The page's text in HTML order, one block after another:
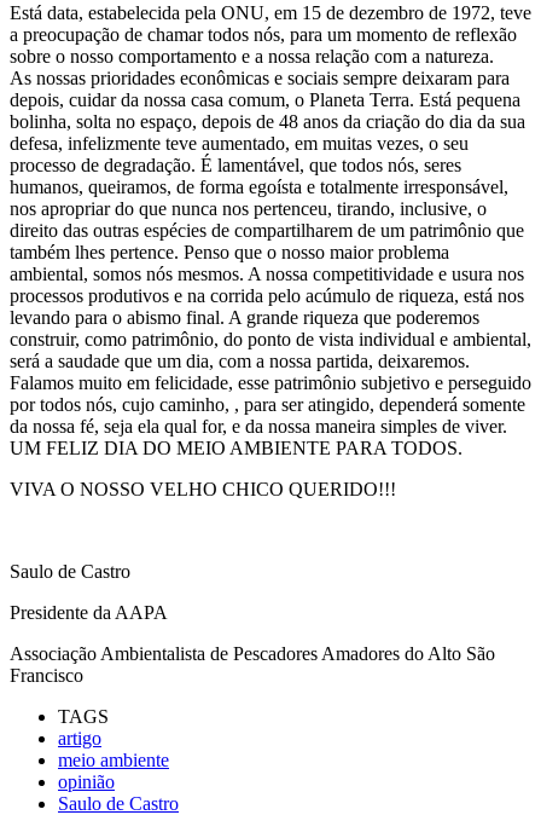
Está data, estabelecida pela ONU, em 15 de dezembro de 1972, teve
a preocupação de chamar todos nós, para um momento de reflexão
sobre o nosso comportamento e a nossa relação com a natureza.
As nossas prioridades econômicas e sociais sempre deixaram para
depois, cuidar da nossa casa comum, o Planeta Terra. Está pequena
bolinha, solta no espaço, depois de 48 anos da criação do dia da sua
defesa, infelizmente teve aumentado, em muitas vezes, o seu
processo de degradação. É lamentável, que todos nós, seres
humanos, queiramos, de forma egoísta e totalmente irresponsável,
nos apropriar do que nunca nos pertenceu, tirando, inclusive, o
direito das outras espécies de compartilharem de um patrimônio que
também lhes pertence. Penso que o nosso maior problema
ambiental, somos nós mesmos. A nossa competitividade e usura nos
processos produtivos e na corrida pelo acúmulo de riqueza, está nos
levando para o abismo final. A grande riqueza que poderemos
construir, como patrimônio, do ponto de vista individual e ambiental,
será a saudade que um dia, com a nossa partida, deixaremos.
Falamos muito em felicidade, esse patrimônio subjetivo e perseguido
por todos nós, cujo caminho, , para ser atingido, dependerá somente
da nossa fé, seja ela qual for, e da nossa maneira simples de viver.
UM FELIZ DIA DO MEIO AMBIENTE PARA TODOS.
VIVA O NOSSO VELHO CHICO QUERIDO!!!
Saulo de Castro
Presidente da AAPA
Associação Ambientalista de Pescadores Amadores do Alto São
Francisco
TAGS
artigo
meio ambiente
opinião
Saulo de Castro